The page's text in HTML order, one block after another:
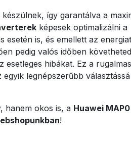
így garantálva a
képesek optimalizálni a
esetén is, és emellett az
pedig valós időben követheted
hibákat. Ez a
egyik legnépszerűbb
hanem okos is, a Huawei
!